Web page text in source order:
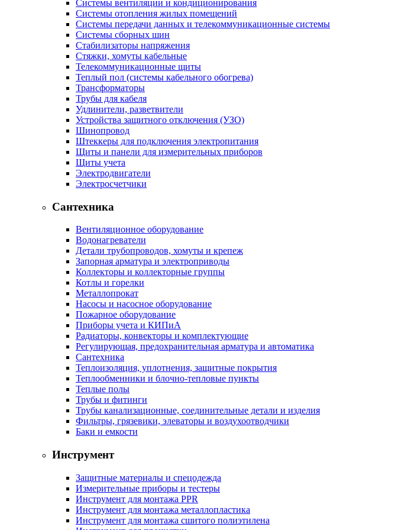
Системы вентиляции и кондиционирования
Системы отопления жилых помещений
Системы передачи данных и телекоммуникационные системы
Системы сборных шин
Стабилизаторы напряжения
Стяжки, хомуты кабельные
Телекоммуникационные щиты
Теплый пол (системы кабельного обогрева)
Трансформаторы
Трубы для кабеля
Удлинители, разветвители
Устройства защитного отключения (УЗО)
Шинопровод
Штеккеры для подключения электропитания
Щиты и панели для измерительных приборов
Щиты учета
Электродвигатели
Электросчетчики
Сантехника
Вентиляционное оборудование
Водонагреватели
Детали трубопроводов, хомуты и крепеж
Запорная арматура и электроприводы
Коллекторы и коллекторные группы
Котлы и горелки
Металлопрокат
Насосы и насосное оборудование
Пожарное оборудование
Приборы учета и КИПиА
Радиаторы, конвекторы и комплектующие
Регулирующая, предохранительная арматура и автоматика
Сантехника
Теплоизоляция, уплотнения, защитные покрытия
Теплообменники и блочно-тепловые пункты
Теплые полы
Трубы и фитинги
Трубы канализационные, соединительные детали и изделия
Фильтры, грязевики, элеваторы и воздухоотводчики
Баки и емкости
Инструмент
Защитные материалы и спецодежда
Измерительные приборы и тестеры
Инструмент для монтажа PPR
Инструмент для монтажа металлопластика
Инструмент для монтажа сшитого полиэтилена